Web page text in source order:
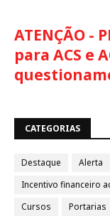
ATENÇÃO -
para ACS e
CATEGORIAS
Destaque Alerta
Incentivo financeiro
Cursos
Portarias